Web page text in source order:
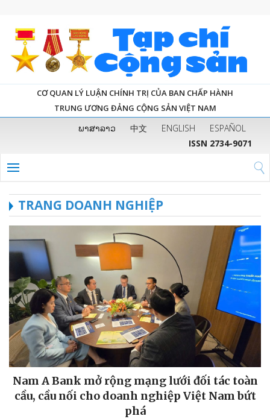
CƠ QUAN LÝ LUẬN CHÍNH TRỊ CỦA BAN CHẤP HÀNH
TRUNG ƯƠNG ĐẢNG CỘNG SẢN VIỆT NAM
ພາສາລາວ 中文 ENGLISH
ESPAÑOL
ISSN 2734-9071
TRANG DOANH NGHIỆP
Nam A Bank mở rộng mạng lưới đối tác toàn
cầu, cầu nối cho doanh nghiệp Việt Nam bứt
phá